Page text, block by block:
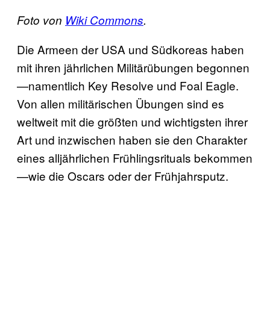
Foto von Wiki Commons.
Die Armeen der USA und Südkoreas haben
mit ihren jährlichen Militärübungen begonnen
—namentlich Key Resolve und Foal Eagle.
Von allen militärischen Übungen sind es
weltweit mit die größten und wichtigsten ihrer
Art und inzwischen haben sie den Charakter
eines alljährlichen Frühlingsrituals bekommen
—wie die Oscars oder der Frühjahrsputz.